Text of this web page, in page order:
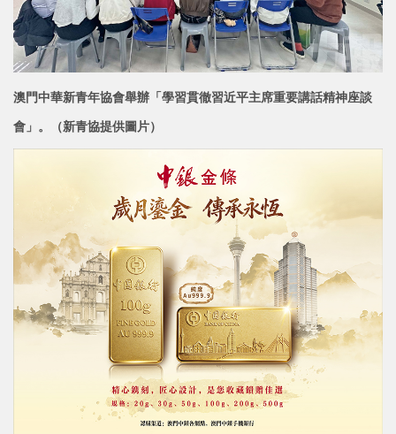
澳門中華新青年協會舉辦「學習貫徹習近平主席重要講話精神座談
會」。 （新青協提供圖片）